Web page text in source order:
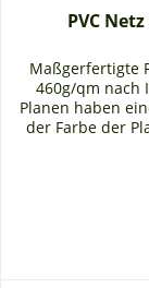
PVC
Maßgerfertigte
460g/qm nach
Planen haben
der Farbe der